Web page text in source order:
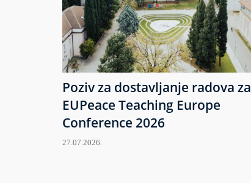
Poziv za dostavljanje radova za
EUPeace Teaching Europe
Conference 2026
27.07.2026.